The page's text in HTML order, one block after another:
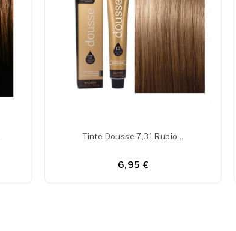
Tinte Dousse 7,31 Rubio...
6,95 €